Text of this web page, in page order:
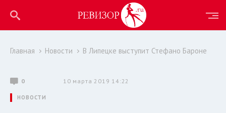
Главная Новости В Липецке выступит Стефано Бароне
0 10 марта 2019 14:22
НОВОСТИ